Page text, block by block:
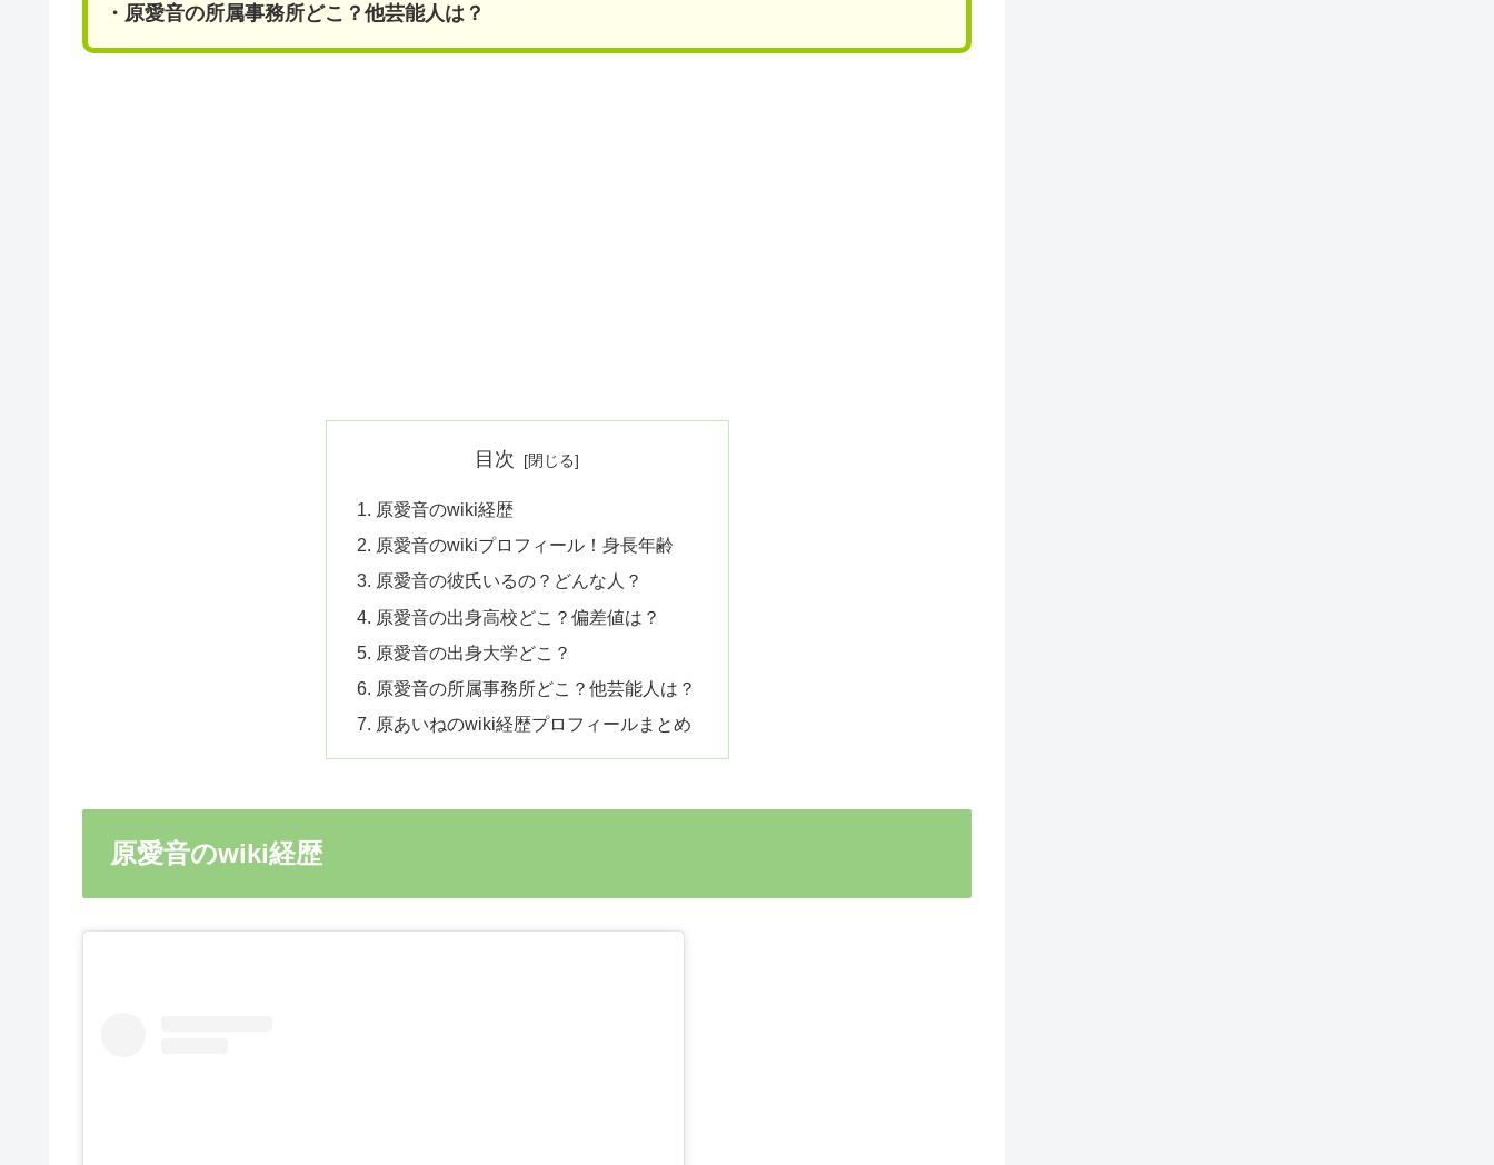
・原愛音の所属事務所どこ？他芸能人は？
目次
原愛音のwiki経歴
原愛音のwikiプロフィール！身長年齢
原愛音の彼氏いるの？どんな人？
原愛音の出身高校どこ？偏差値は？
原愛音の出身大学どこ？
原愛音の所属事務所どこ？他芸能人は？
原あいねのwiki経歴プロフィールまとめ
原愛音のwiki経歴